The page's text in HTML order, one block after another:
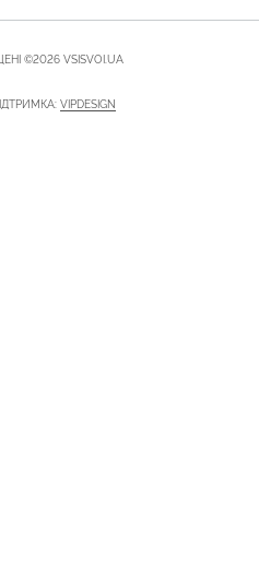
©2026 VSISVOI.UA
VIPDESIGN